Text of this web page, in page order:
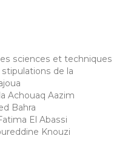
sciences et techniques
de la
Achouaq Aazim
Bahra
El Abassi
Knouzi